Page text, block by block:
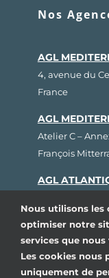
Nos
AGL
4, avenue du
France
AGL
Atelier C –
François
AGL
Rochelle,
AGL
1, rue Cdt
Nous utilisons les
optimiser notre
services que
Les cookies nous
uniquement de